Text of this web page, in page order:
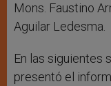
Mons. Faustino
Aguilar Ledesma.
En las siguientes
presentó el